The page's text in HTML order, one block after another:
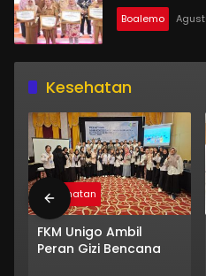
Boalemo
Kesehatan
Kesehatan
FKM Unigo Ambil
Peran Gizi Bencana